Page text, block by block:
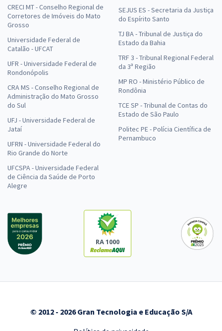
CRECI MT - Conselho Regional de
Corretores de Imóveis do Mato
Grosso
Universidade Federal de
Catalão - UFCAT
UFR - Universidade Federal de
Rondonópolis
CRA MS - Conselho Regional de
Administração do Mato Grosso
do Sul
UFJ - Universidade Federal de
Jataí
UFRN - Universidade Federal do
Rio Grande do Norte
UFCSPA - Universidade Federal
de Ciência da Saúde de Porto
Alegre
SEJUS ES - Secretaria da Justiça
do Espírito Santo
TJ BA - Tribunal de Justiça do
Estado da Bahia
TRF 3 - Tribunal Regional Federal
da 3ª Região
MP RO - Ministério Público de
Rondônia
TCE SP - Tribunal de Contas do
Estado de São Paulo
Politec PE - Polícia Científica de
Pernambuco
RA 1000
© 2012 - 2026 Gran Tecnologia e Educação S/A